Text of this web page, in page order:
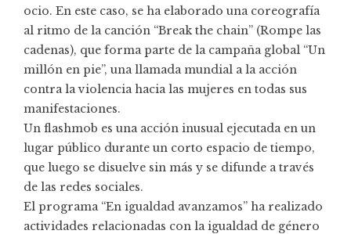
ocio. En este caso, se ha elaborado una coreografía
al ritmo de la canción “Break the chain” (Rompe las
cadenas), que forma parte de la campaña global “Un
millón en pie”, una llamada mundial a la acción
contra la violencia hacia las mujeres en todas sus
manifestaciones.
Un flashmob es una acción inusual ejecutada en un
lugar público durante un corto espacio de tiempo,
que luego se disuelve sin más y se difunde a través
de las redes sociales.
El programa “En igualdad avanzamos” ha realizado
actividades relacionadas con la igualdad de género